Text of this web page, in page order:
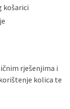
košarici
rješenjima i
kolica te